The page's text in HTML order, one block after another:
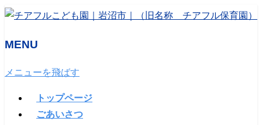
MENU
メニューを飛ばす
トップページ
ごあいさつ